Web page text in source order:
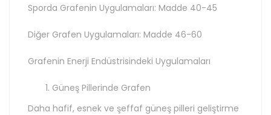
Sporda Grafenin Uygulamaları: Madde 40-45
Diğer Grafen Uygulamaları: Madde 46-60
Grafenin Enerji Endüstrisindeki Uygulamaları
Güneş Pillerinde Grafen
Daha hafif, esnek ve şeffaf güneş pilleri geliştirme